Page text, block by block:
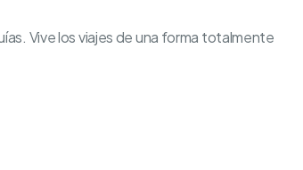
Vive los viajes de una forma totalmente